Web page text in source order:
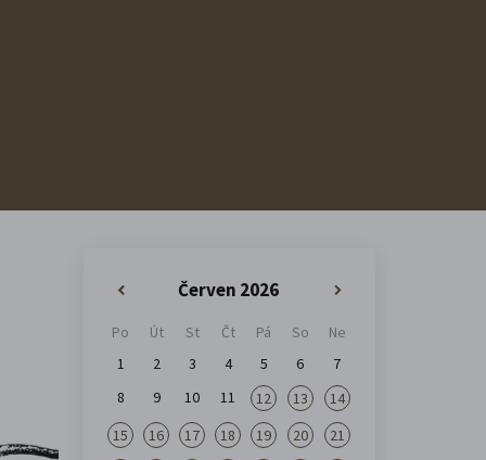
Červen 2026
Po Út St Čt Pá So
Ne
1
2 3 4 5 6
7
8
9 10 11 12 13
14
15
16 17 18 19 20
21